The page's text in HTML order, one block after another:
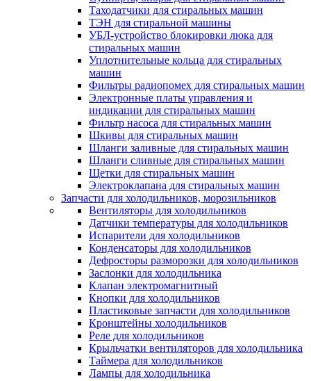
Таходатчики для стиральных машин
ТЭН для стиральной машины
УБЛ-устройство блокировки люка для
стиральных машин
Уплотнительные кольца для стиральных
машин
Фильтры радиопомех для стиральных машин
Электронные платы управления и
индикации для стиральных машин
Фильтр насоса для стиральных машин
Шкивы для стиральных машин
Шланги заливные для стиральных машин
Шланги сливные для стиральных машин
Щетки для стиральных машин
Электроклапана для стиральных машин
Запчасти для холодильников, морозильников
Вентиляторы для холодильников
Датчики температуры для холодильников
Испарители для холодильников
Конденсаторы для холодильников
Дефросторы разморозки для холодильников
Заслонки для холодильника
Клапан электромагнитный
Кнопки для холодильников
Пластиковые запчасти для холодильников
Кронштейны холодильников
Реле для холодильников
Крыльчатки вентиляторов для холодильника
Таймера для холодильников
Лампы для холодильника